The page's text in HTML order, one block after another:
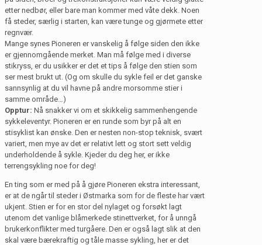
etter nedbør, eller bare man kommer med våte dekk. Noen
få steder, særlig i starten, kan være tunge og gjørmete etter
regnvær.
Mange synes Pioneren er vanskelig å følge siden den ikke
er gjennomgående merket. Man må følge med i diverse
stikryss, er du usikker er det et tips å følge den stien som
ser mest brukt ut. (Og om skulle du sykle feil er det ganske
sannsynlig at du vil havne på andre morsomme stier i
samme område…)
Opptur: Nå snakker vi om et skikkelig sammenhengende
sykkeleventyr. Pioneren er en runde som byr på alt en
stisyklist kan ønske. Den er nesten non-stop teknisk, svært
variert, men mye av det er relativt lett og stort sett veldig
underholdende å sykle. Kjeder du deg her, er ikke
terrengsykling noe for deg!
En ting som er med på å gjøre Pioneren ekstra interessant,
er at de ngår til steder i Østmarka som for de fleste har vært
ukjent. Stien er for en stor del nylaget og forsøkt lagt
utenom det vanlige blåmerkede stinettverket, for å unngå
brukerkonflikter med turgåere. Den er også lagt slik at den
skal være bærekraftig og tåle masse sykling, her er det